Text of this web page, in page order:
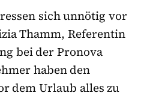
sich unnötig vor
Thamm, Referentin
bei der Pronova
haben den
dem Urlaub alles zu